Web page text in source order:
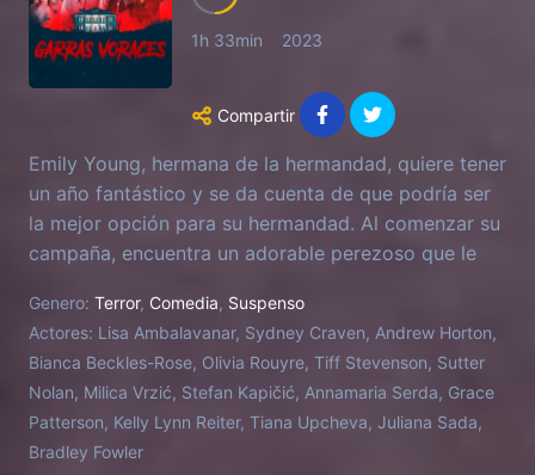
1h 33min 2023
Compartir
Emily Young, hermana de la hermandad, quiere tener
un año fantástico y se da cuenta de que podría ser
la mejor opción para su hermandad. Al comenzar su
campaña, encuentra un adorable perezoso que le
podría robar los corazones y los votos de sus
hermanas de la hermandad. Pero cuando los
cuerpos poco a poco comienzan a acumularse en la
casa de Sigma Lambda Theta, Emily y sus hermanas
de la hermandad se dan cuenta de que las muertes
están siendo causadas por su nueva mascota de la
Genero: Terror, Comedia, Suspenso
Actores: Lisa Ambalavanar, Sydney Craven, Andrew Horton,
Bianca Beckles-Rose, Olivia Rouyre, Tiff Stevenson, Sutter
Nolan, Milica Vrzić, Stefan Kapičić, Annamaria Serda, Grace
Patterson, Kelly Lynn Reiter, Tiana Upcheva, Juliana Sada,
Bradley Fowler